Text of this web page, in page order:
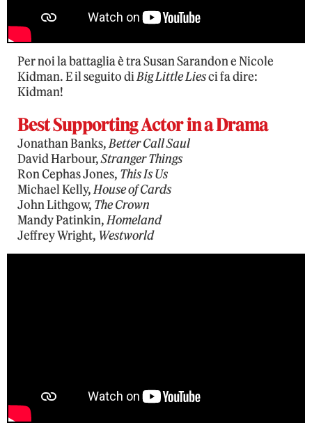
Per noi la battaglia è tra Susan Sarandon e Nicole
Kidman. E il seguito diBig Little Liesci fa dire:
Kidman!
Best Supporting Actor in a Drama
Jonathan Banks,Better Call Saul
David Harbour,Stranger Things
Ron Cephas Jones, This Is Us
Michael Kelly,House of Cards
John Lithgow, The Crown
Mandy Patinkin,Homeland
Jeffrey Wright, Westworld